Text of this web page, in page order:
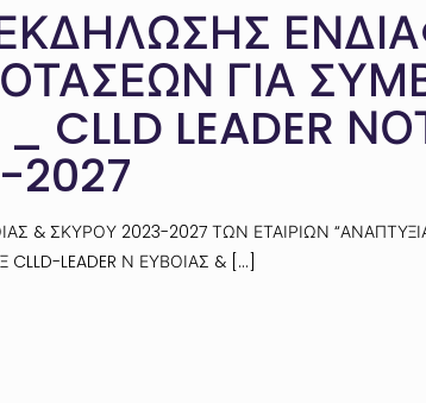
ΓΙΑ
LEADER
2027
& ΣΚΥΡΟΥ 2023-2027 ΤΩΝ ΕΤΑΙΡΙΩΝ
Ξ CLLD-LEADER Ν ΕΥΒΟΙΑΣ & […]